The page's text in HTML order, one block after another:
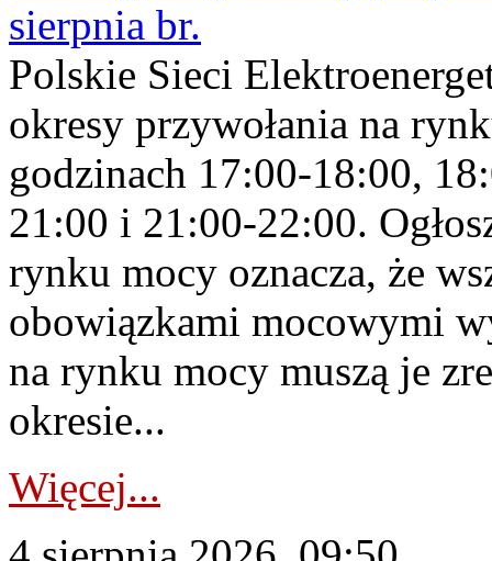
sierpnia br.
Polskie Sieci
okresy przywołania na
godzinach 17:00-18:00,
21:00 i 21:00-22:00.
rynku mocy oznacza, że
obowiązkami mocowymi
na rynku mocy muszą je
okresie...
Więcej...